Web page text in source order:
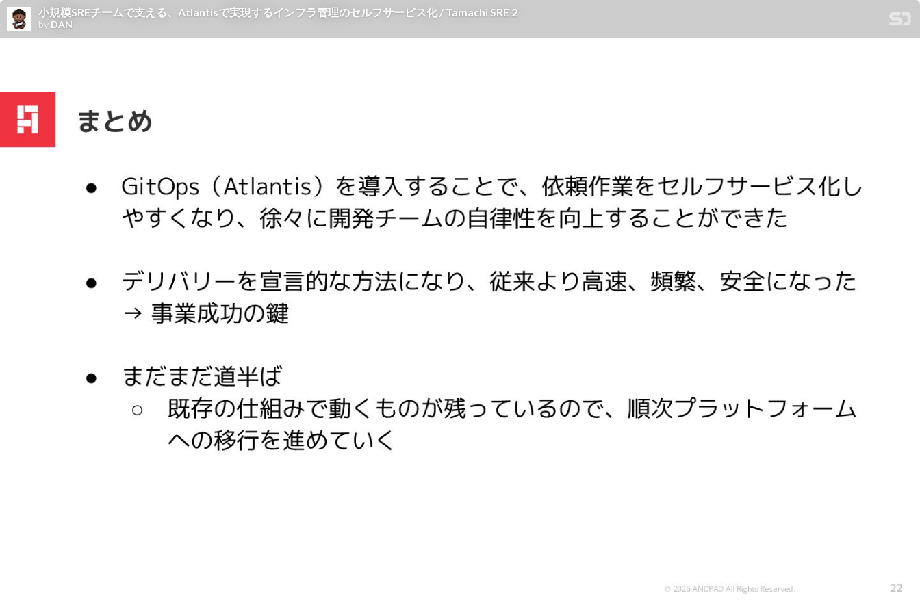
小規模SREチームで支える、Atlantisで実現するインフラ管理のセルフサービス化 / Tamachi SRE 2
by DAN